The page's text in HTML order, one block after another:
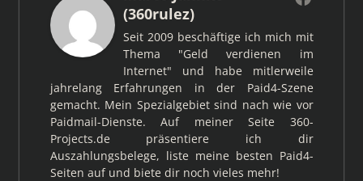
(360rulez)
Seit 2009 beschäftige ich mich mit
Thema "Geld verdienen im
Internet" und habe mitlerweile
jahrelang Erfahrungen in der Paid4-Szene
gemacht. Mein Spezialgebiet sind nach wie vor
Paidmail-Dienste. Auf meiner Seite 360-
Projects.de präsentiere ich dir
Auszahlungsbelege, liste meine besten Paid4-
Seiten auf und biete dir noch vieles mehr!